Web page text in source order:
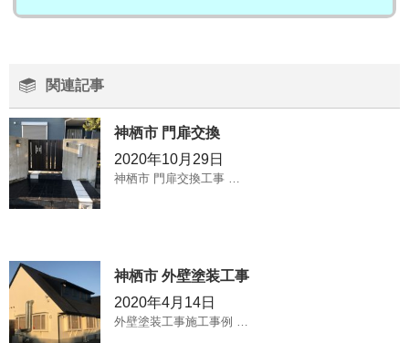
関連記事
神栖市 門扉交換
2020年10月29日
神栖市 門扉交換工事 …
神栖市 外壁塗装工事
2020年4月14日
外壁塗装工事施工事例 …